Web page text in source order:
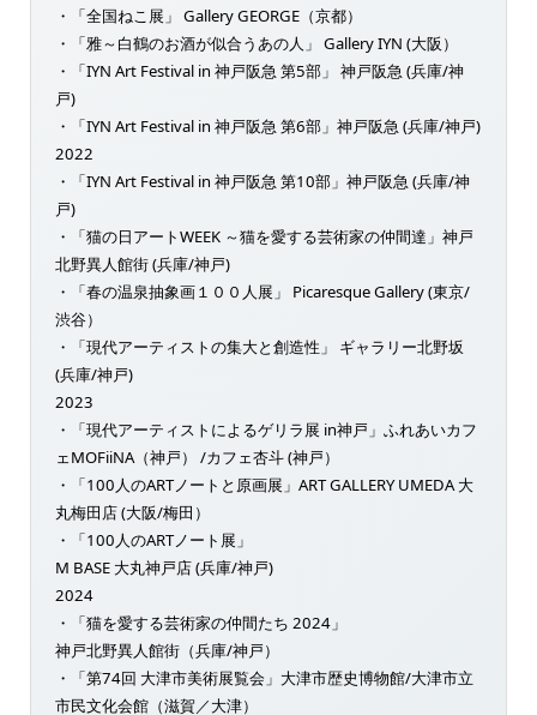
・「全国ねこ展」 Gallery GEORGE（京都）
・「雅～白鶴のお酒が似合うあの人」 Gallery IYN (大阪）
・「IYN Art Festival in 神戸阪急 第5部」 神戸阪急 (兵庫/神
戸)
・「IYN Art Festival in 神戸阪急 第6部」神戸阪急 (兵庫/神戸)
2022
・「IYN Art Festival in 神戸阪急 第10部」神戸阪急 (兵庫/神
戸)
・「猫の日アートWEEK ～猫を愛する芸術家の仲間達」神戸
北野異人館街 (兵庫/神戸)
・「春の温泉抽象画１００人展」 Picaresque Gallery (東京/
渋谷）
・「現代アーティストの集大と創造性」 ギャラリー北野坂
(兵庫/神戸)
2023
・「現代アーティストによるゲリラ展 in神戸」ふれあいカフ
ェMOFiiNA（神戸） /カフェ杏斗 (神戸）
・「100人のARTノートと原画展」ART GALLERY UMEDA 大
丸梅田店 (大阪/梅田）
・「100人のARTノート展」
M BASE 大丸神戸店 (兵庫/神戸)
2024
・「猫を愛する芸術家の仲間たち 2024」
神戸北野異人館街（兵庫/神戸）
・「第74回 大津市美術展覧会」大津市歴史博物館/大津市立
市民文化会館（滋賀／大津）